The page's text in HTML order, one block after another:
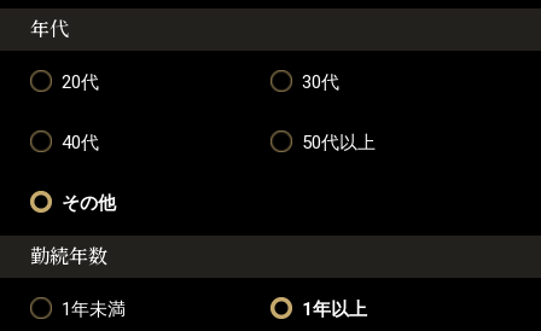
年代
20代 30代
40代 50代以上
その他
勤続年数
1年未満 1年以上